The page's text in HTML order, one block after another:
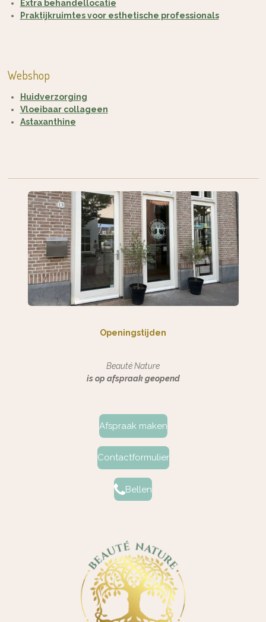
Extra behandellocatie
Praktijkruimtes voor esthetische professionals
Webshop
Huidverzorging
Vloeibaar collageen
Astaxanthine
Openingstijden
Beauté Nature
is op afspraak geopend
Afspraak maken
Contactformulier
Bellen